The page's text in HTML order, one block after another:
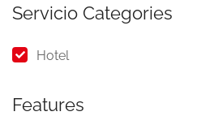
Servicio Categories
Hotel
Features